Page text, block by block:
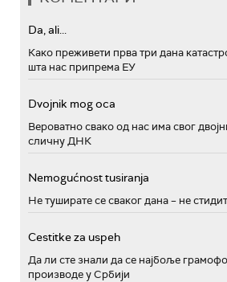
Da, ali...
Како преживети прва три дана
шта нас припрема ЕУ
Dvojnik mog oca
Вероватно свако од нас има свог
сличну ДНК
Nemogućnost tusiranja
Не туширате се сваког дана – не
Cestitke za uspeh
Да ли сте знали да се најбоље
производе у Србији